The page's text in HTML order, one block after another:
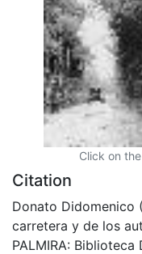
Click on
Citation
Donato Didomenico
carretera y de los
PALMIRA: